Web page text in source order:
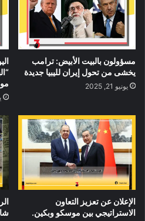
مسؤولون بالبيت الأبيض: ترامب
يخشى من تحول إيران لليبيا جديدة
يونيو 21, 2025
الإعلان عن تعزيز التعاون
الاستراتيجي بين موسكو وبكين.